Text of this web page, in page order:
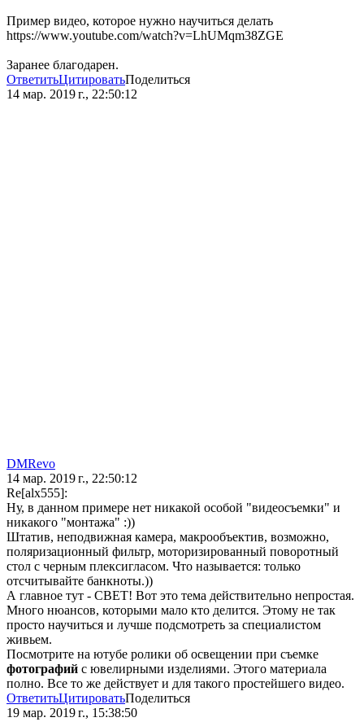
Пример видео, которое нужно научиться делать
https://www.youtube.com/watch?v=LhUMqm38ZGE
Заранее благодарен.
ОтветитьЦитироватьПоделиться
14 мар. 2019 г., 22:50:12
DMRevo
14 мар. 2019 г., 22:50:12
Re[alx555]:
Ну, в данном примере нет никакой особой "видеосъемки" и
никакого "монтажа" :))
Штатив, неподвижная камера, макрообъектив, возможно,
поляризационный фильтр, моторизированный поворотный
стол с черным плексигласом. Что называется: только
отсчитывайте банкноты.))
А главное тут - СВЕТ! Вот это тема действительно непростая.
Много нюансов, которыми мало кто делится. Этому не так
просто научиться и лучше подсмотреть за специалистом
живьем.
Посмотрите на ютубе ролики об освещении при съемке
фотографий с ювелирными изделиями. Этого материала
полно. Все то же действует и для такого простейшего видео.
ОтветитьЦитироватьПоделиться
19 мар. 2019 г., 15:38:50